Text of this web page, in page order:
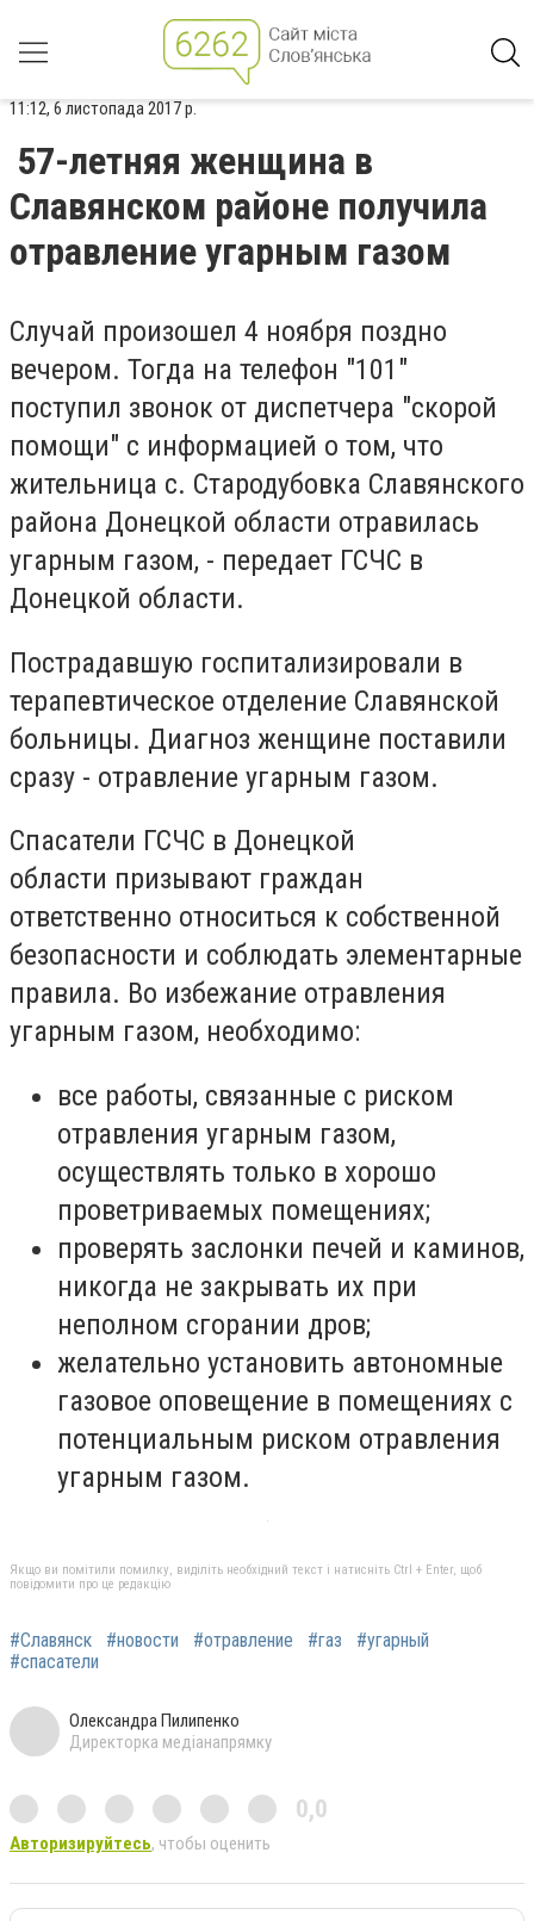
11:12, 6 листопада 2017 р.
57-летняя женщина в
Славянском районе получила
отравление угарным газом
Случай произошел 4 ноября поздно
вечером. Тогда на телефон "101"
поступил звонок от диспетчера "скорой
помощи" с информацией о том, что
жительница с. Стародубовка Славянского
района Донецкой области отравилась
угарным газом, - передает ГСЧС в
Донецкой области.
Пострадавшую госпитализировали в
терапевтическое отделение Славянской
больницы. Диагноз женщине поставили
сразу - отравление угарным газом.
Спасатели ГСЧС в Донецкой
области призывают граждан
ответственно относиться к собственной
безопасности и соблюдать элементарные
правила. Во избежание отравления
угарным газом, необходимо:
все работы, связанные с риском
отравления угарным газом,
осуществлять только в хорошо
проветриваемых помещениях;
проверять заслонки печей и каминов,
никогда не закрывать их при
неполном сгорании дров;
желательно установить автономные
газовое оповещение в помещениях с
потенциальным риском отравления
угарным газом.
Якщо ви помітили помилку, виділіть необхідний текст і натисніть Ctrl + Enter, щоб
повідомити про це редакцію
#Славянск #новости #отравление #газ
#угарный
#спасатели
Олександра Пилипенко
Директорка медіанапрямку
0,0
Авторизируйтесь, чтобы оценить